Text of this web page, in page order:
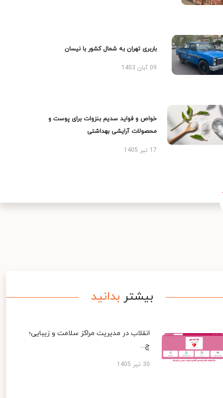
باربری تهران به شمال کشور با نیسان
09 آبان 1403
خواص و فواید سدیم بنزوات برای پوست و
محصولات آرایشی بهداشتی
17 تیر 1405
بیشتر بدانید
انقلاب در مدیریت مراکز سلامت و زیبایی؛
چ...
30 تیر 1405